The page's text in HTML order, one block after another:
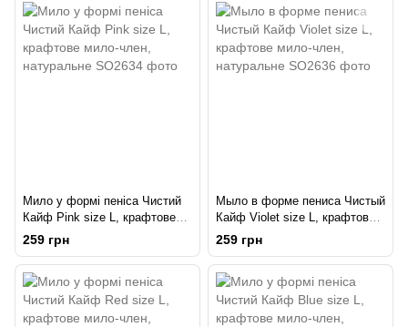
Мило у формі пеніса Чистий
Кайф Pink size L, крафтове
мило-член, натуральне
259 грн
Мыло в форме пениса Чистый
Кайф Violet size L, крафтове
мило-член, натуральне
259 грн